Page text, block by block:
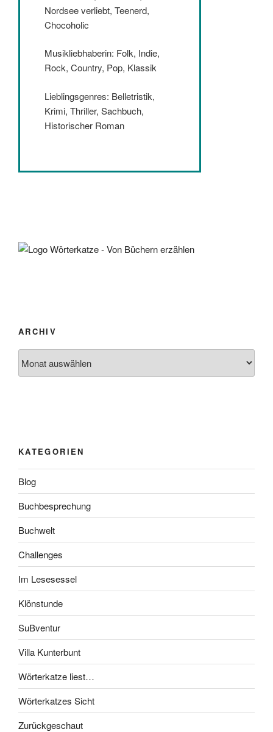
Nordsee verliebt, Teenerd,
Chocoholic
Musikliebhaberin: Folk, Indie,
Rock, Country, Pop, Klassik
Lieblingsgenres: Belletristik,
Krimi, Thriller, Sachbuch,
Historischer Roman
ARCHIV
KATEGORIEN
Blog
Buchbesprechung
Buchwelt
Challenges
Im Lesesessel
Klönstunde
SuBventur
Villa Kunterbunt
Wörterkatze liest…
Wörterkatzes Sicht
Zurückgeschaut